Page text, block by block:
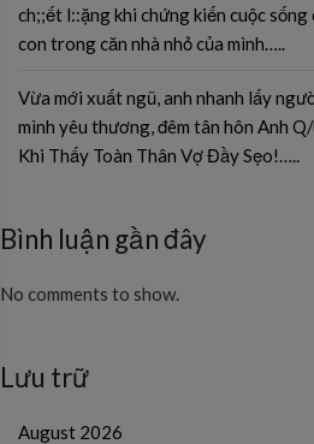
ch;;ết l::ặng khi chứng kiến cuộc sống
con trong căn nhà nhỏ của mình…..
Vừa mới xuất ngũ, anh nhanh lấy
mình yêu thương, đêm tân hôn Anh
Khi Thấy Toàn Thân Vợ Đầy Sẹo!…..
Bình luận gần đây
No comments to show.
Lưu trữ
August 2026